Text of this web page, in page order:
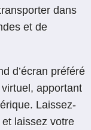
dans
et de
d’écran préféré
apportant
Laissez-
laissez votre